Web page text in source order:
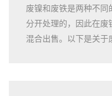
废镍和废铁是两种不同
分开处理的，因此在
混合出售。以下是关于